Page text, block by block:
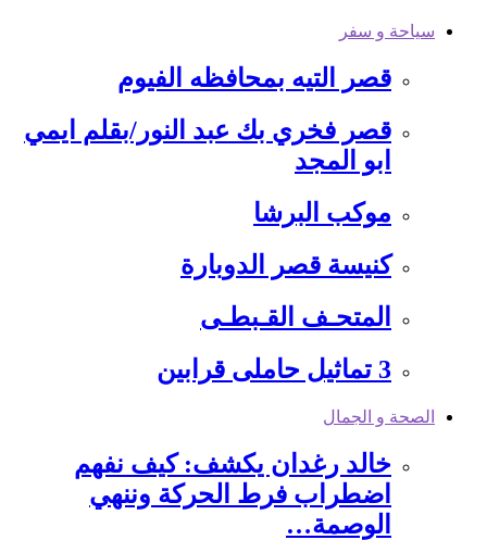
سياحة و سفر
قصر التيه بمحافظه الفيوم
قصر فخري بك عبد النور/بقلم ايمي
ابو المجد
موكب البرشا
كنيسة قصر الدوبارة
المتحـف القـبطـى
3 تماثيل حاملى قرابين
الصحة و الجمال
خالد رغدان يكشف: كيف نفهم
اضطراب فرط الحركة وننهي
الوصمة…